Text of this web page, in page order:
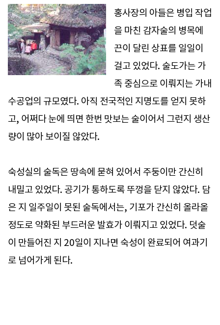
홍사장의 아들은 병입 작업
을 마친 감자술의 병목에
끈이 달린 상표를 일일이
걸고 있었다. 술도가는 가
족 중심으로 이뤄지는 가내
수공업의 규모였다. 아직 전국적인 지명도를 얻지 못하
고, 어쩌다 눈에 띄면 한번 맛보는 술이어서 그런지 생산
량이 많아 보이질 않았다.
숙성실의 술독은 땅속에 묻혀 있어서 주둥이만 간신히
내밀고 있었다. 공기가 통하도록 뚜껑을 닫지 않았다. 담
은 지 일주일이 못된 술독에서는, 기포가 간신히 올라올
정도로 약화된 부드러운 발효가 이뤄지고 있었다. 덧술
이 만들어진 지 20일이 지나면 숙성이 완료되어 여과기
로 넘어가게 된다.